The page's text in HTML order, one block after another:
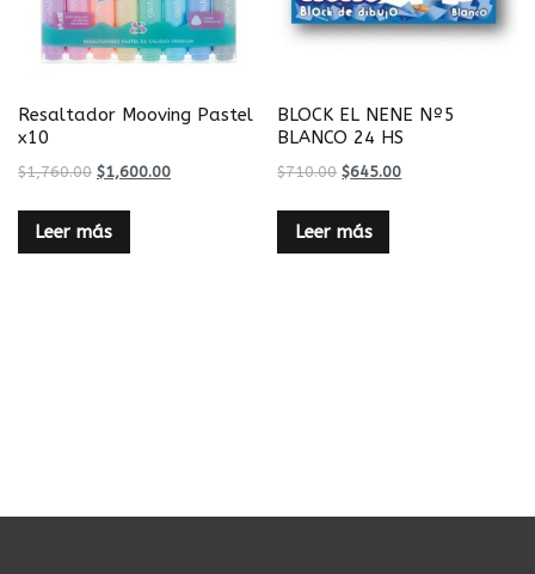
Resaltador Mooving Pastel
x10
$1,760.00 $1,600.00
Leer más
BLOCK EL NENE Nº5
BLANCO 24 HS
$710.00 $645.00
Leer más